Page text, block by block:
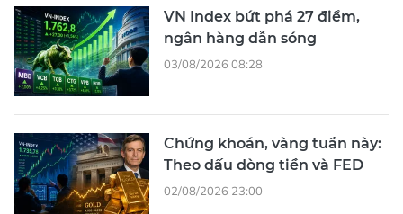
VN Index bứt phá 27 điểm,
ngân hàng dẫn sóng
03/08/2026 08:28
Chứng khoán, vàng tuần này:
Theo dấu dòng tiền và FED
02/08/2026 23:00